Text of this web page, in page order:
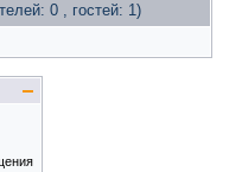
0 , гостей: 1)